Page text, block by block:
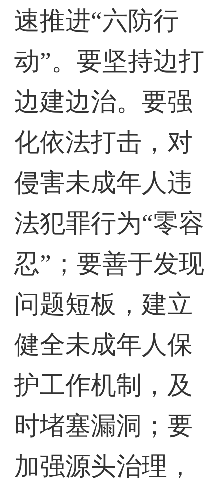
速推进“六防行
动”。要坚持边打
边建边治。要强
化依法打击，对
侵害未成年人违
法犯罪行为“零容
忍”；要善于发现
问题短板，建立
健全未成年人保
护工作机制，及
时堵塞漏洞；要
加强源头治理，